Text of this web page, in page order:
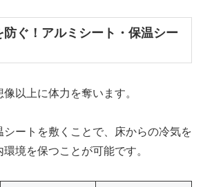
防ぐ！アルミシート・保温シー
以上に体力を奪います。
シートを敷くことで、床からの冷気を
境を保つことが可能です。